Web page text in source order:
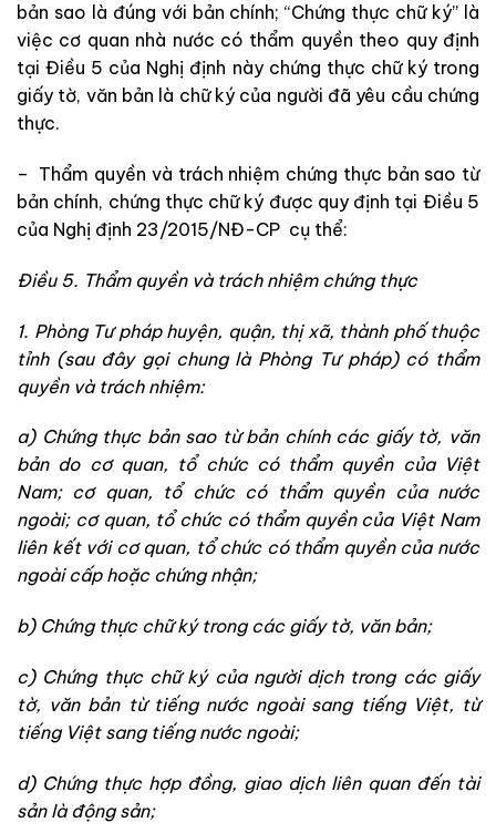
bản sao là đúng với bản chính; “Chứng thực chữ ký” là
việc cơ quan nhà nước có thẩm quyền theo quy định
tại Điều 5 của Nghị định này chứng thực chữ ký trong
giấy tờ, văn bản là chữ ký của người đã yêu cầu chứng
thực.
– Thẩm quyền và trách nhiệm chứng thực bản sao từ
bản chính, chứng thực chữ ký được quy định tại Điều 5
của Nghị định 23/2015/NĐ-CP cụ thể:
Điều 5. Thẩm quyền và trách nhiệm chứng thực
1. Phòng Tư pháp huyện, quận, thị xã, thành phố thuộc
tỉnh (sau đây gọi chung là Phòng Tư pháp) có thẩm
quyền và trách nhiệm:
a) Chứng thực bản sao từ bản chính các giấy tờ, văn
bản do cơ quan, tổ chức có thẩm quyền của Việt
Nam; cơ quan, tổ chức có thẩm quyền của nước
ngoài; cơ quan, tổ chức có thẩm quyền của Việt Nam
liên kết với cơ quan, tổ chức có thẩm quyền của nước
ngoài cấp hoặc chứng nhận;
b) Chứng thực chữ ký trong các giấy tờ, văn bản;
c) Chứng thực chữ ký của người dịch trong các giấy
tờ, văn bản từ tiếng nước ngoài sang tiếng Việt, từ
tiếng Việt sang tiếng nước ngoài;
d) Chứng thực hợp đồng, giao dịch liên quan đến tài
sản là động sản;